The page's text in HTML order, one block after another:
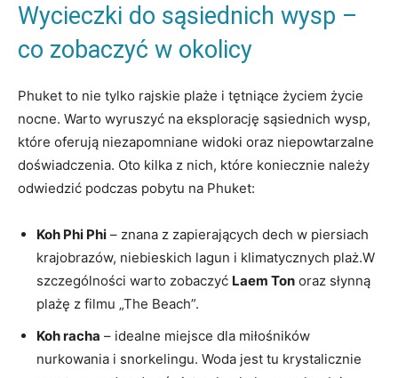
Wycieczki do⁣ sąsiednich ​wysp –
co⁢ zobaczyć⁤ w okolicy
Phuket to⁣ nie ⁣tylko ‌rajskie⁣ plaże i tętniące‍ życiem życie
nocne. Warto wyruszyć na eksplorację sąsiednich wysp,
które oferują niezapomniane widoki oraz niepowtarzalne
⁢doświadczenia. Oto kilka ⁤z nich, które koniecznie należy
odwiedzić ⁢podczas ​pobytu na Phuket:
Koh Phi⁤ Phi –⁢ znana z​ zapierających dech w piersiach⁤
krajobrazów,‌ niebieskich lagun⁣ i klimatycznych plaż.W
szczególności⁢ warto zobaczyć Laem ⁣Ton oraz ​słynną⁢
plażę z filmu „The‍ Beach”.
Koh racha ⁢– idealne miejsce dla miłośników
nurkowania i ⁢snorkelingu. Woda jest⁣ tu⁢ krystalicznie